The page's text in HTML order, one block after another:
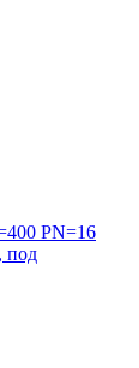
PN=16
под